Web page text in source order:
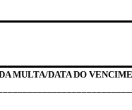
MULTA/DATA DO